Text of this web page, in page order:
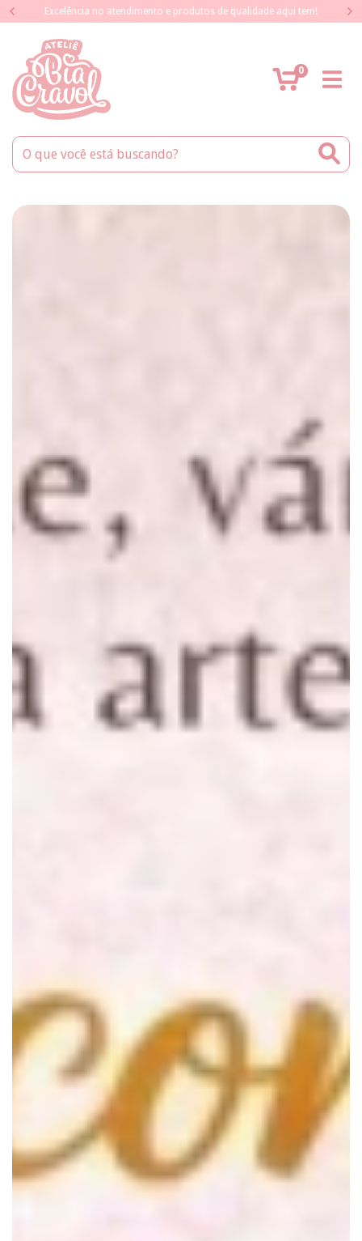
Excelência no atendimento e produtos de qualidade aqui tem!
0